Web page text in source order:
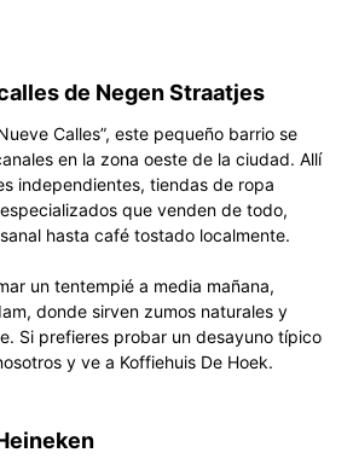
de Negen Straatjes
Calles”, este pequeño barrio se
en la zona oeste de la ciudad. Allí
independientes, tiendas de ropa
que venden de todo,
hasta café tostado localmente.
un tentempié a media mañana,
donde sirven zumos naturales y
Si prefieres probar un desayuno típico
y ve a Koffiehuis De Hoek.